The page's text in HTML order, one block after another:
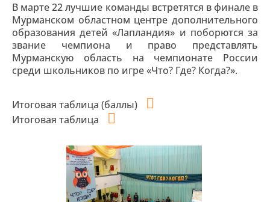
В марте 22 лучшие команды встретятся в финале в
Мурманском областном центре дополнительного
образования детей «Лапландия» и поборются за
звание чемпиона и право представлять
Мурманскую область на чемпионате России
среди школьников по игре «Что? Где? Когда?».
Итоговая таблица (баллы)
Итоговая таблица